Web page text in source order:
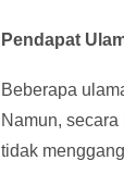
Pendapat
Beberapa
Namun,
tidak